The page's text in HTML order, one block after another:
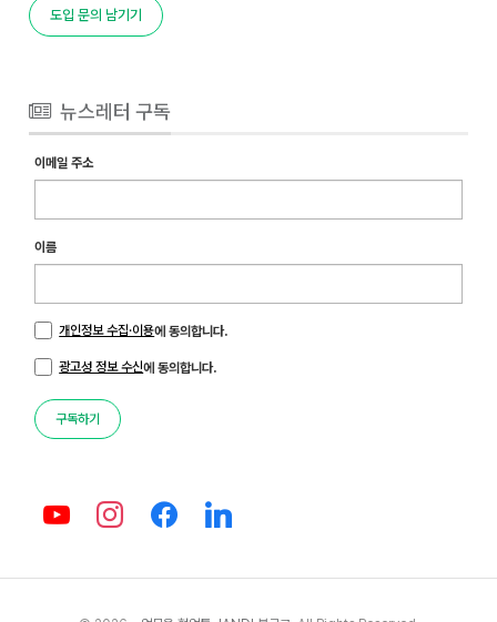
도입 문의 남기기
뉴스레터 구독
이메일 주소
이름
개인정보 수집·이용에 동의합니다.
광고성 정보 수신에 동의합니다.
구독하기